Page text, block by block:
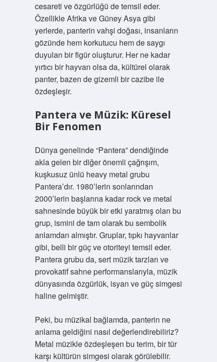
cesareti ve özgürlüğü de temsil eder.
Özellikle Afrika ve Güney Asya gibi
yerlerde, panterin vahşi doğası, insanların
gözünde hem korkutucu hem de saygı
duyulan bir figür oluşturur. Her ne kadar
yırtıcı bir hayvan olsa da, kültürel olarak
panter, bazen de gizemli bir cazibe ile
özdeşleşir.
Pantera ve Müzik: Küresel
Bir Fenomen
Dünya genelinde “Pantera” dendiğinde
akla gelen bir diğer önemli çağrışım,
kuşkusuz ünlü heavy metal grubu
Pantera’dır. 1980’lerin sonlarından
2000’lerin başlarına kadar rock ve metal
sahnesinde büyük bir etki yaratmış olan bu
grup, ismini de tam olarak bu sembolik
anlamdan almıştır. Gruplar, tıpkı hayvanlar
gibi, belli bir güç ve otoriteyi temsil eder.
Pantera grubu da, sert müzik tarzları ve
provokatif sahne performanslarıyla, müzik
dünyasında özgürlük, isyan ve güç simgesi
haline gelmiştir.
Peki, bu müzikal bağlamda, panterin ne
anlama geldiğini nasıl değerlendirebiliriz?
Metal müzikle özdeşleşen bu terim, bir tür
karşı kültürün simgesi olarak görülebilir.